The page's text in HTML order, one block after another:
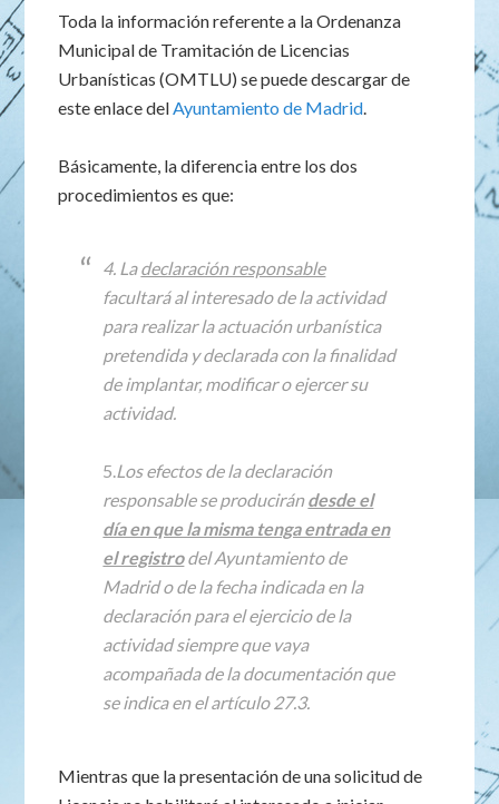
Toda la información referente a la Ordenanza
Municipal de Tramitación de Licencias
Urbanísticas (OMTLU) se puede descargar de
este enlace delAyuntamiento de Madrid.
Básicamente, la diferencia entre los dos
procedimientos es que:
4. Ladeclaración responsable
facultará al interesado de la actividad
para realizar la actuación urbanística
pretendida y declarada con la finalidad
de implantar, modificar o ejercer su
actividad.
5.Los efectos de la declaración
responsable se producirándesde el
día en que la misma tenga entrada en
el registrodel Ayuntamiento de
Madrid o de la fecha indicada en la
declaración para el ejercicio de la
actividad siempre que vaya
acompañada de la documentación que
se indica en el artículo 27.3.
Mientras que la presentación de una solicitud de